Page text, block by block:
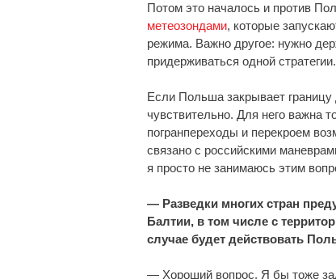
Потом это началось и против
метеозондами, которые
режима. Важно другое: нужно
придерживаться одной стратегии.
Если Польша закрывает границу
чувствительно. Для него важна
погранпереходы и перекроем
связано с российскими
я просто не занимаюсь этим
— Разведки многих стран
Балтии, в том числе с
случае будет действовать
— Хороший вопрос. Я бы тоже